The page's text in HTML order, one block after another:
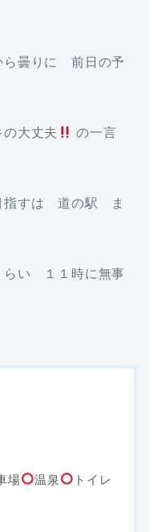
ら曇りに 前日の予
大丈夫
の一言
指すは 道の駅 ま
らい １１時に無事
場 温泉
トイレ